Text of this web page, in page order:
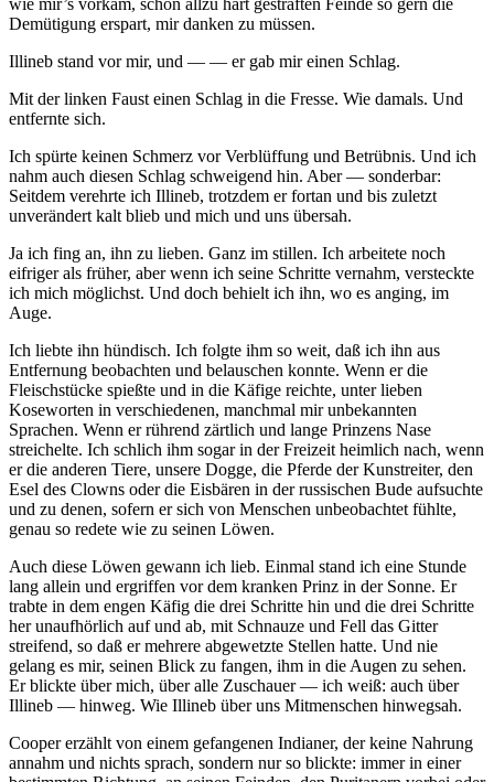
Demütigung erspart, mir danken zu müssen.
Illineb stand vor mir, und — — er gab mir einen Schlag.
Mit der linken Faust einen Schlag in die Fresse. Wie damals. Und
entfernte sich.
Ich spürte keinen Schmerz vor Verblüffung und Betrübnis. Und ich
nahm auch diesen Schlag schweigend hin. Aber — sonderbar:
Seitdem verehrte ich Illineb, trotzdem er fortan und bis zuletzt
unverändert kalt blieb und mich und uns übersah.
Ja ich fing an, ihn zu lieben. Ganz im stillen. Ich arbeitete noch
eifriger als früher, aber wenn ich seine Schritte vernahm, versteckte
ich mich möglichst. Und doch behielt ich ihn, wo es anging, im
Auge.
Ich liebte ihn hündisch. Ich folgte ihm so weit, daß ich ihn aus
Entfernung beobachten und belauschen konnte. Wenn er die
Fleischstücke spießte und in die Käfige reichte, unter lieben
Koseworten in verschiedenen, manchmal mir unbekannten
Sprachen. Wenn er rührend zärtlich und lange Prinzens Nase
streichelte. Ich schlich ihm sogar in der Freizeit heimlich nach, wenn
er die anderen Tiere, unsere Dogge, die Pferde der Kunstreiter, den
Esel des Clowns oder die Eisbären in der russischen Bude aufsuchte
und zu denen, sofern er sich von Menschen unbeobachtet fühlte,
genau so redete wie zu seinen Löwen.
Auch diese Löwen gewann ich lieb. Einmal stand ich eine Stunde
lang allein und ergriffen vor dem kranken Prinz in der Sonne. Er
trabte in dem engen Käfig die drei Schritte hin und die drei Schritte
her unaufhörlich auf und ab, mit Schnauze und Fell das Gitter
streifend, so daß er mehrere abgewetzte Stellen hatte. Und nie
gelang es mir, seinen Blick zu fangen, ihm in die Augen zu sehen.
Er blickte über mich, über alle Zuschauer — ich weiß: auch über
Illineb — hinweg. Wie Illineb über uns Mitmenschen hinwegsah.
Cooper erzählt von einem gefangenen Indianer, der keine Nahrung
annahm und nichts sprach, sondern nur so blickte: immer in einer